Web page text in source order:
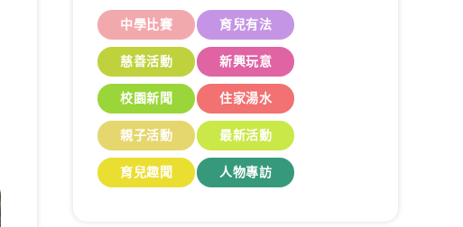
中學比賽 育兒有法
慈善活動 新興玩意
校園新聞 住家湯水
親子活動 最新活動
育兒趣聞 人物專訪